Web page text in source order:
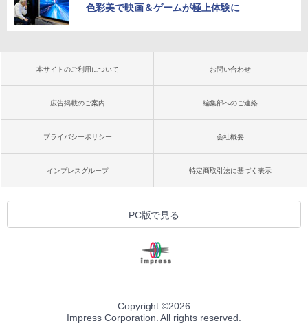
色彩美で映画＆ゲームが極上体験に
本サイトのご利用について お問い合わせ
広告掲載のご案内 編集部へのご連絡
プライバシーポリシー 会社概要
インプレスグループ 特定商取引法に基づく表示
PC版で見る
Copyright ©2026
Impress Corporation. All rights reserved.